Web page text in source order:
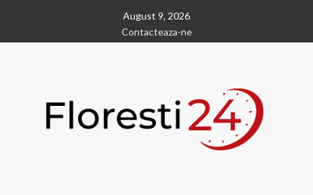
content
August 9, 2026
Contacteaza-ne